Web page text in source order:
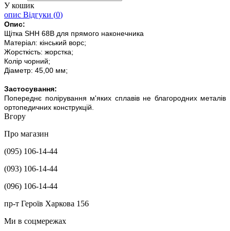
У кошик
опис Відгуки (0)
Опис:
Щітка SHH 68B для прямого наконечника
Матеріал: кінський ворс;
Жорсткість: жорстка;
Колір чорний;
Діаметр: 45,00 мм;
Застосування:
Попереднє полірування м'яких сплавів не благородних металів
ортопедичних конструкцій.
Вгору
Про магазин
(095) 106-14-44
(093) 106-14-44
(096) 106-14-44
пр-т Героїв Харкова 156
Ми в соцмережах